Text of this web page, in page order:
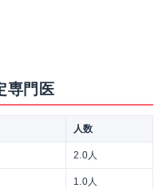
専門医
人数
2.0人
1.0人